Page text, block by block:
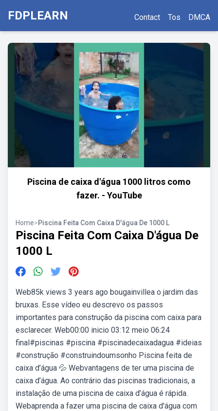
FDPLEARN Contact Tos DMCA
Piscina de caixa d'água 1000 litros como
fazer. - YouTube
Home>Piscina Feita Com Caixa D'água De 1000 L
Piscina Feita Com Caixa D'água De
1000 L
Web85k views 3 years ago bougainvillea o jardim das
bruxas. Esse vídeo eu descrevo os passos
importantes para construção da piscina com caixa para
esclarecer. Web00:00 inicio 03:12 meio 06:24
final#piscinas #piscina #piscinadecaixadagua #ideias
#construção #construindoumsonho Piscina feita de
caixa d’água 💦 Webvantagens de ter uma piscina de
caixa d’água. Ao contrário das piscinas tradicionais, a
instalação de uma piscina de caixa d’água é rápida.
Webaprenda a fazer uma piscina de caixa d'água com